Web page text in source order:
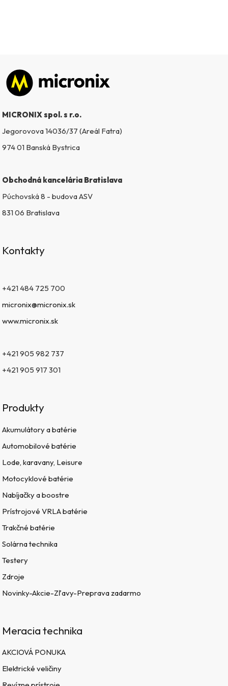
Zápätie
MICRONIX spol. s r.o.
Jegorovova 14036/37 (Areál Fatra)
974 01 Banská Bystrica
Obchodná kancelária Bratislava
Púchovská 8 - budova ASV
831 06 Bratislava
Kontakty
+421 484 725 700
micronix@micronix.sk
www.micronix.sk
+421 905 982 737
+421 905 917 301
Produkty
Akumulátory a batérie
Automobilové batérie
Lode, karavany, Leisure
Motocyklové batérie
Nabíjačky a boostre
Prístrojové VRLA batérie
Trakčné batérie
Solárna technika
Testery
Zdroje
Novinky-Akcie-Zľavy-Preprava zadarmo
Meracia technika
AKCIOVÁ PONUKA
Elektrické veličiny